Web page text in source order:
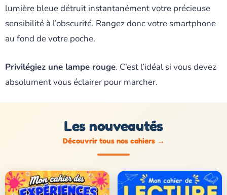
lumière bleue détruit instantanément votre précieuse
sensibilité à l’obscurité. Rangez donc votre smartphone
au fond de votre poche.
Privilégiez une lampe rouge. C’est l’idéal si vous devez
absolument vous éclairer pour marcher.
Les nouveautés
Découvrir tous nos cahiers →